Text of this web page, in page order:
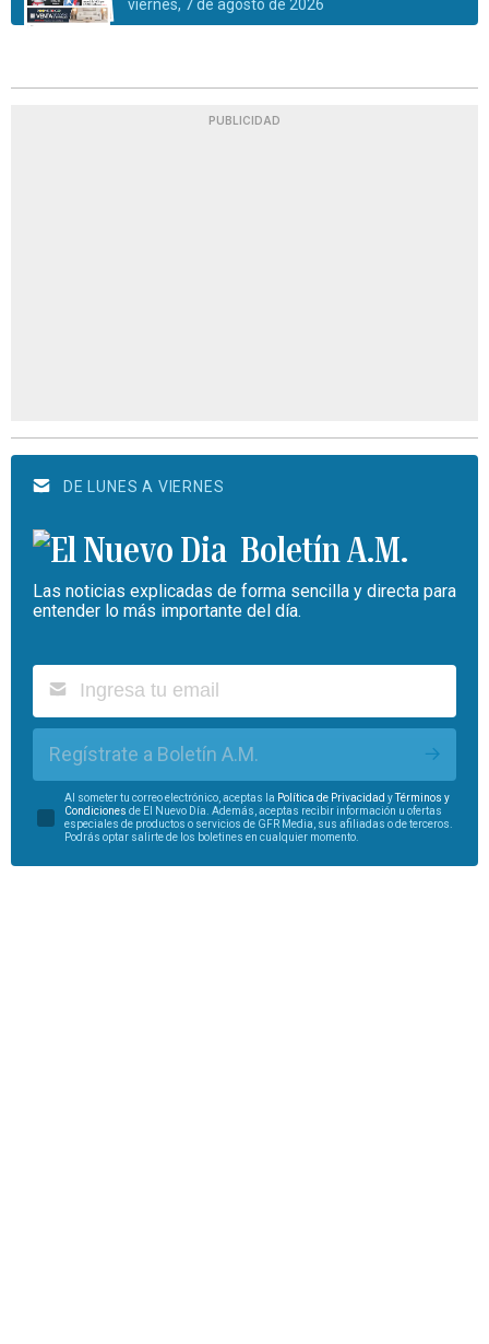
viernes, 7 de agosto de 2026
PUBLICIDAD
DE LUNES A VIERNES
Boletín A.M.
Las noticias explicadas de forma sencilla y directa para
entender lo más importante del día.
Regístrate a Boletín A.M.
Al someter tu correo electrónico, aceptas la Política de Privacidad yTérminos y
Condiciones de El Nuevo Día. Además, aceptas recibir información u ofertas
especiales de productos o servicios de GFR Media, sus afiliadas o de terceros.
Podrás optar salirte de los boletines en cualquier momento.